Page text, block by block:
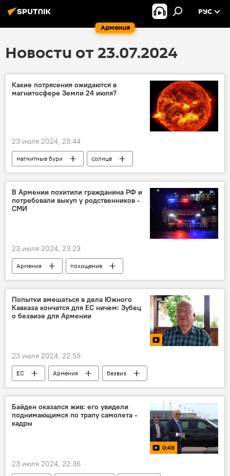
Армения
РУС
Новости от 23.07.2024
Какие потрясения ожидаются в
магнитосфере Земли 24 июля?
23 июля 2024, 23:44
магнитные бури
солнце
метеозависимость
В Армении похитили гражданина РФ и
потребовали выкуп у родственников -
СМИ
23 июля 2024, 23:23
Армения
похищение
происшествие
Новости Армения
Попытки вмешаться в дела Южного
Кавказа кончатся для ЕС ничем: Зубец
о безвизе для Армении
23 июля 2024, 22:59
ЕС Армения
безвиз
соглашение о безвизовом режиме
безвизовый въезд
безвизовый режим
Sputnik
Видео
Байден оказался жив: его увидели
поднимающимся по трапу самолета -
кадры
0:49
23 июля 2024, 22:36